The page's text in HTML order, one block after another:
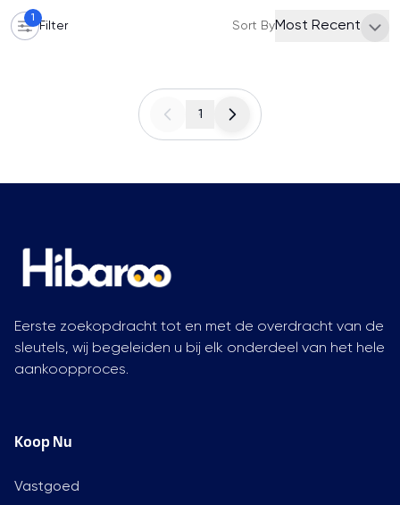
1
Filter Sort ByMost Recent
1
Eerste zoekopdracht tot en met de overdracht van de
sleutels, wij begeleiden u bij elk onderdeel van het hele
aankoopproces.
Koop Nu
Vastgoed